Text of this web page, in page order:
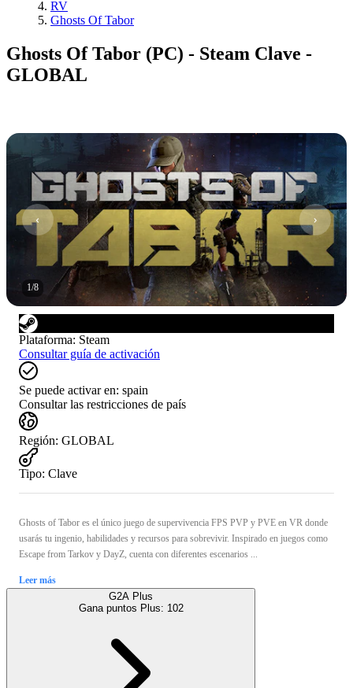
RV
Ghosts Of Tabor
Ghosts Of Tabor (PC) - Steam Clave -
GLOBAL
1/8
Plataforma: Steam
Consultar guía de activación
Se puede activar en: spain
Consultar las restricciones de país
Región: GLOBAL
Tipo: Clave
Ghosts of Tabor es el único juego de supervivencia FPS PVP y PVE en VR donde
usarás tu ingenio, habilidades y recursos para sobrevivir. Inspirado en juegos como
Escape from Tarkov y DayZ, cuenta con diferentes escenarios ...
Leer más
G2A Plus
Gana puntos Plus: 102